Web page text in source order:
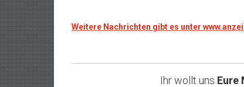
Weitere Nachrichten gibt es unter
Ihr wollt uns Eure